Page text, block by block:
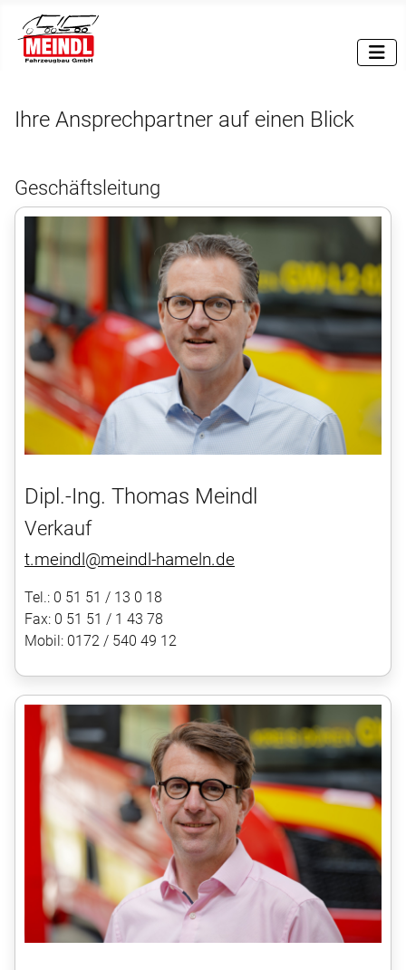
Ihre Ansprechpartner auf einen Blick
Geschäftsleitung
Dipl.-Ing. Thomas Meindl
Verkauf
t.meindl@meindl-hameln.de
Tel.: 0 51 51 / 13 0 18
Fax: 0 51 51 / 1 43 78
Mobil: 0172 / 540 49 12